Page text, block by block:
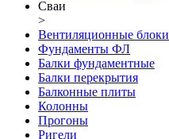
Сваи
>
Вентиляционные блоки
Фундаменты ФЛ
Балки фундаментные
Балки перекрытия
Балконные плиты
Колонны
Прогоны
Ригели